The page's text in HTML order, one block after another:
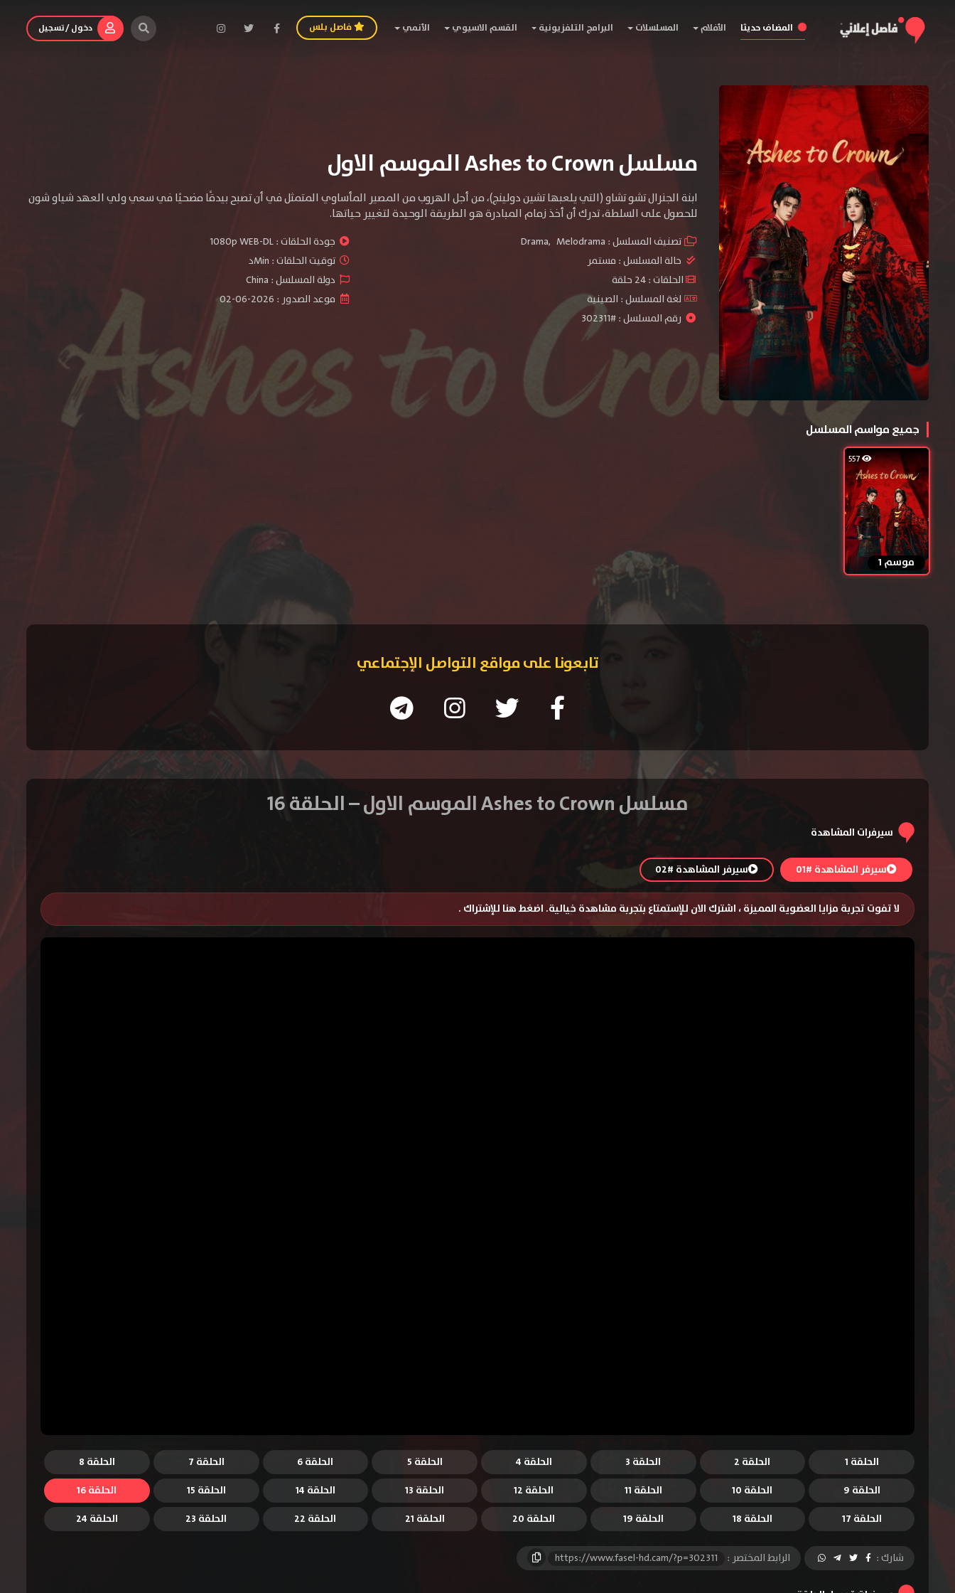
المضاف حديثا الأفلام المسلسلات البرامج التلفزيونية القسم الاسيوي الأنمي فاصل بلس دخول / تسجيل
مسلسل Ashes to Crown الموسم الاول
ابنة الجنرال تشو تشاو (التي يلعبها تشين دولينج)، من أجل الهروب من المصير المأساوي المتمثل في أن تصبح بيدقًا مضحيًا في سعي ولي العهد شياو شون
للحصول على السلطة، تدرك أن أخذ زمام المبادرة هو الطريقة الوحيدة لتغيير حياتها.
تصنيف المسلسل : Drama, Melodrama جودة الحلقات :1080p WEB-DL
حالة المسلسل : مستمر
توقيت الحلقات : Minد
الحلقات : 24 حلقة
دولة المسلسل : China
لغة المسلسل : الصينية
موعد الصدور : 2026-06-02
رقم المسلسل : #302311
جميع مواسم المسلسل
557
موسم 1
تابعونا على مواقع التواصل الإجتماعي
مسلسل Ashes to Crown الموسم الاول – الحلقة 16
سيرفرات المشاهدة
سيرفر المشاهدة #01 سيرفر المشاهدة #02
لا تفوت تجربة مزايا العضوية المميزة ، اشترك الان للإستمتاع بتجربة مشاهدة خيالية. اضغط هنا للإشتراك .
الحلقة 1 الحلقة 2 الحلقة 3 الحلقة 4 الحلقة 5 الحلقة 6 الحلقة 7
الحلقة 8
الحلقة 9
الحلقة 10 الحلقة 11 الحلقة 12 الحلقة 13 الحلقة 14 الحلقة 15
الحلقة 16
الحلقة 17
الحلقة 18 الحلقة 19 الحلقة 20 الحلقة 21 الحلقة 22 الحلقة 23 الحلقة 24
شارك : الرابط المختصر : https://www.fasel-hd.cam/?p=302311